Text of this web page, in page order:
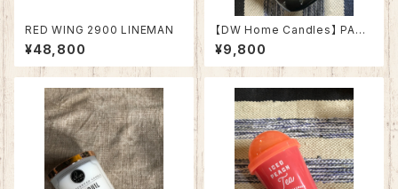
RED WING 2900 LINEMAN
¥48,800
【DW Home Candles】 PATC
HOULI & WHITE GINGER 17.
7oz【アロマキャンドル】
¥9,800